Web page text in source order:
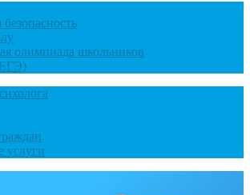
олимпиада школьников
услуги